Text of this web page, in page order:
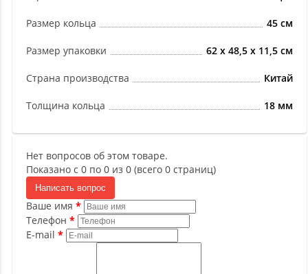
Размер кольца 45 см
Размер упаковки 62 х 48,5 х 11,5 см
Страна производства Китай
Толщина кольца 18 мм
Нет вопросов об этом товаре.
Показано с 0 по 0 из 0 (всего 0 страниц)
Написать вопрос
Ваше имя
Телефон
E-mail